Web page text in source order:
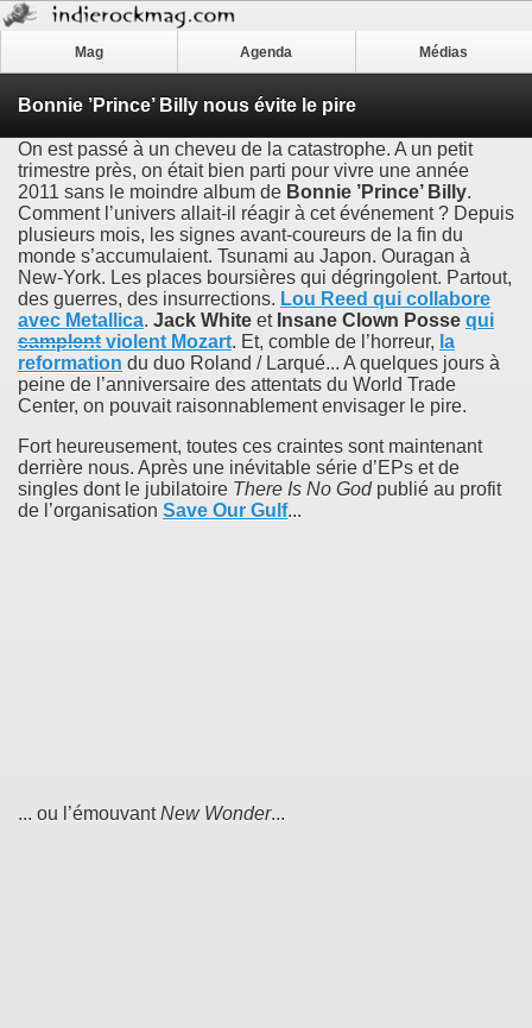
Mag Agenda Médias
Bonnie ’Prince’ Billy nous évite le pire
On est passé à un cheveu de la catastrophe. A un petit
trimestre près, on était bien parti pour vivre une année
2011 sans le moindre album de Bonnie ’Prince’ Billy.
Comment l’univers allait-il réagir à cet événement ? Depuis
plusieurs mois, les signes avant-coureurs de la fin du
monde s’accumulaient. Tsunami au Japon. Ouragan à
New-York. Les places boursières qui dégringolent. Partout,
des guerres, des insurrections. Lou Reed qui collabore
avec Metallica. Jack White et Insane Clown Posse qui
samplent violent Mozart. Et, comble de l’horreur, la
reformation du duo Roland / Larqué... A quelques jours à
peine de l’anniversaire des attentats du World Trade
Center, on pouvait raisonnablement envisager le pire.
Fort heureusement, toutes ces craintes sont maintenant
derrière nous. Après une inévitable série d’EPs et de
singles dont le jubilatoire There Is No Godpublié au profit
de l’organisation Save Our Gulf...
... ou l’émouvantNew Wonder...